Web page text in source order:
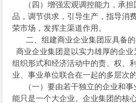
（四）增强宏观调控能力，承担
品，调节供求，引导生产，指导消
荣市场，发挥主渠道作用。
二、组建商业企业集团应具备的
商业企业集团是以实力雄厚的企
组织形式和经济活动中的责、权、
业、事业单位联合在一起的多层次
（一）要由若干独立的企业和事
能只是一个大企业。企业集团的核